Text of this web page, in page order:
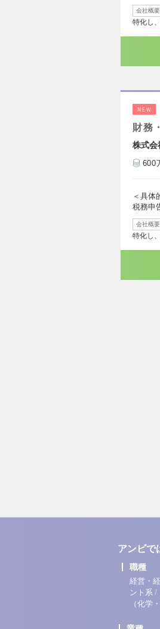
会社概要
特化し
NEW
財務
株式会
600
＜具体
税務申
会社概要
特化し
アンビで
職種
経営・
ント系 /
（化学